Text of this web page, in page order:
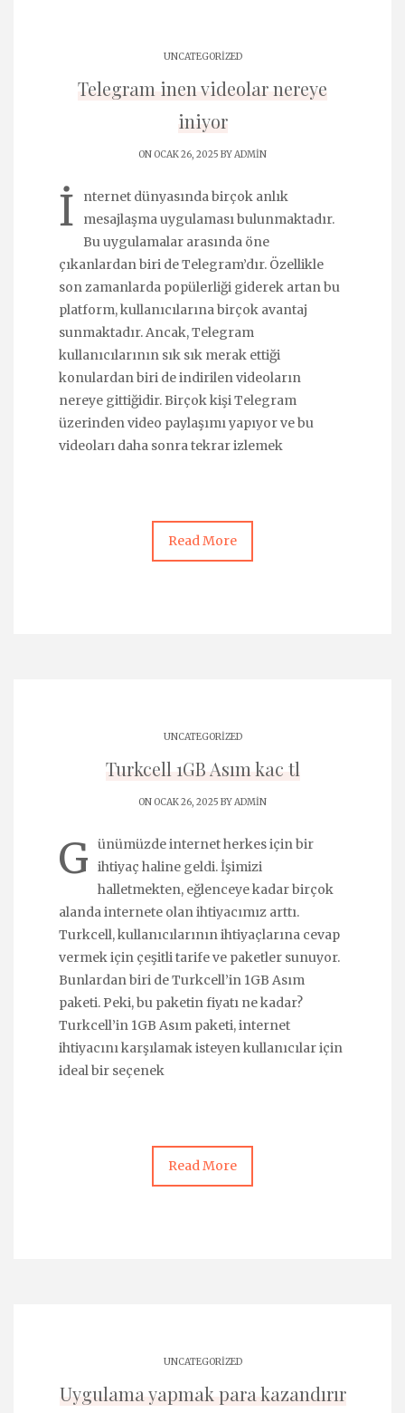
UNCATEGORIZED
Telegram inen videolar nereye
iniyor
ON OCAK 26, 2025 BYADMIN
İ
nternet dünyasında birçok anlık
mesajlaşma uygulaması bulunmaktadır.
Bu uygulamalar arasında öne
çıkanlardan biri de Telegram’dır. Özellikle
son zamanlarda popülerliği giderek artan bu
platform, kullanıcılarına birçok avantaj
sunmaktadır. Ancak, Telegram
kullanıcılarının sık sık merak ettiği
konulardan biri de indirilen videoların
nereye gittiğidir. Birçok kişi Telegram
üzerinden video paylaşımı yapıyor ve bu
videoları daha sonra tekrar izlemek
Read More
UNCATEGORIZED
Turkcell 1GB Asım kac tl
ON OCAK 26, 2025 BYADMIN
G
ünümüzde internet herkes için bir
ihtiyaç haline geldi. İşimizi
halletmekten, eğlenceye kadar birçok
alanda internete olan ihtiyacımız arttı.
Turkcell, kullanıcılarının ihtiyaçlarına cevap
vermek için çeşitli tarife ve paketler sunuyor.
Bunlardan biri de Turkcell’in 1GB Asım
paketi. Peki, bu paketin fiyatı ne kadar?
Turkcell’in 1GB Asım paketi, internet
ihtiyacını karşılamak isteyen kullanıcılar için
ideal bir seçenek
Read More
UNCATEGORIZED
Uygulama yapmak para kazandırır